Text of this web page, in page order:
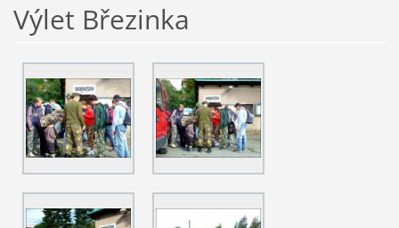
Výlet Březinka